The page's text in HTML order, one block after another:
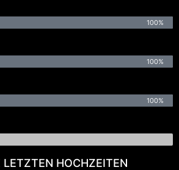
100%
100%
100%
LETZTEN HOCHZEITEN